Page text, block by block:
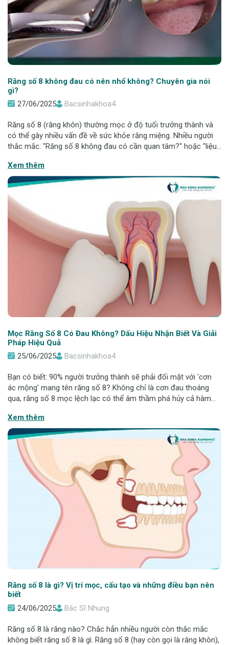
Răng số 8 không đau có nên nhổ không? Chuyên gia nói
gì?
27/06/2025
Bacsinhakhoa4
Răng số 8 (răng khôn) thường mọc ở độ tuổi trưởng thành và
có thể gây nhiều vấn đề về sức khỏe răng miệng. Nhiều người
thắc mắc: "Răng số 8 không đau có cần quan tâm?" hoặc "liệu
và giúp bạn đưa r
Xem thêm
Mọc Răng Số 8 Có Đau Không? Dấu Hiệu Nhận Biết Và Giải
Pháp Hiệu Quả
25/06/2025
Bacsinhakhoa4
Bạn có biết: 90% người trưởng thành sẽ phải đối mặt với 'cơn
ác mộng' mang tên răng số 8? Không chỉ là cơn đau thoáng
qua, răng số 8 mọc lệch lạc có thể âm thầm phá hủy cả hàm
răng khôn là điều bắ
Xem thêm
Răng số 8 là gì? Vị trí mọc, cấu tạo và những điều bạn nên
biết
24/06/2025
Bác Sĩ Nhung
Răng số 8 là răng nào? Chắc hẳn nhiều người còn thắc mắc
không biết răng số 8 là gì. Răng số 8 (hay còn gọi là răng khôn),